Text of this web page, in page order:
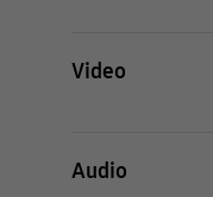
Video
Audio